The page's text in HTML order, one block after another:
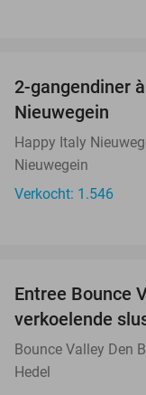
2-gangendiner
Nieuwegein
Happy Italy
Nieuwegein
Verkocht: 1.546
Entree Bounce
verkoelende
Bounce Valley Den
Hedel